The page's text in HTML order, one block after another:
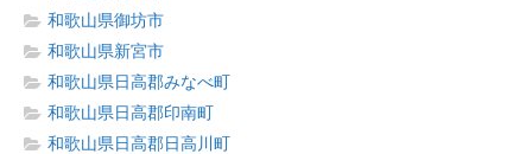
和歌山県御坊市
和歌山県新宮市
和歌山県日高郡みなべ町
和歌山県日高郡印南町
和歌山県日高郡日高川町